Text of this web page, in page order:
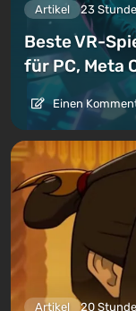
Artikel 23
Beste VR-
für PC, Meta
Einen
Artikel 20